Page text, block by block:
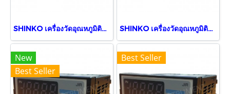
SHINKO เครื่องวัดอุณหภูมิติดแผง JIR-301-M, BK,TA (5 Digits) SHINKO เครื่องวัดอุณหภูมิติดแผง JIR-301-M, BK
New
Best Seller
Best Seller